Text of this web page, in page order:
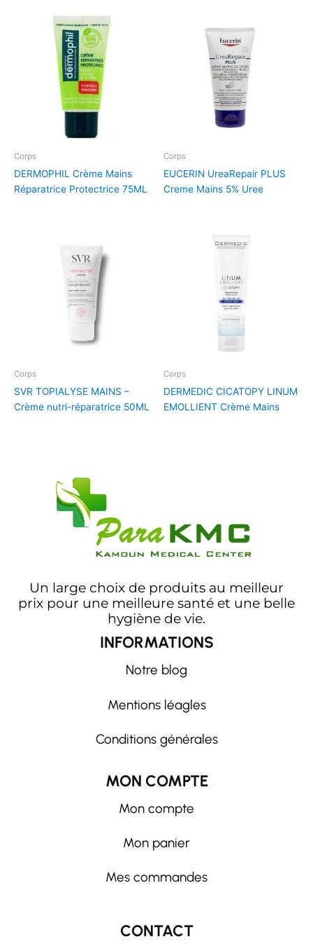
Corps
DERMOPHIL Crème Mains
Réparatrice Protectrice 75ML
Corps
EUCERIN UreaRepair PLUS
Creme Mains 5% Uree
Corps
SVR TOPIALYSE MAINS –
Crème nutri-réparatrice 50ML
Corps
DERMEDIC CICATOPY LINUM
EMOLLIENT Crème Mains
Un large choix de produits au meilleur
prix pour une meilleure santé et une belle
hygiène de vie.
INFORMATIONS
Notre blog
Mentions léagles
Conditions générales
MON COMPTE
Mon compte
Mon panier
Mes commandes
CONTACT